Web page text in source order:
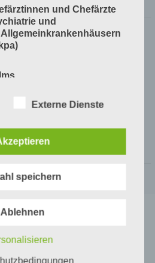
an Allgemeinkrankenhäusern.
eine integrative und ganzheitliche
und Chefärzte
und
11
Externe Dienste
speichern